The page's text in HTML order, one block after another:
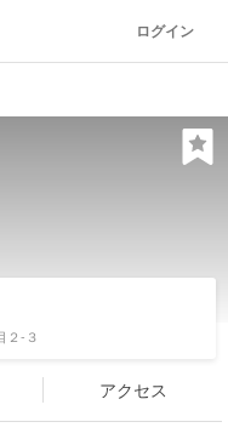
ログイン
２-３
アクセス